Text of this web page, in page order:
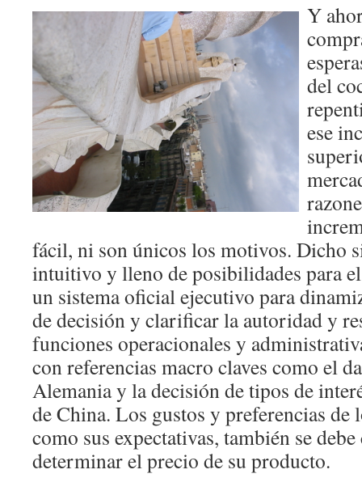
Y
del
ese
fácil, ni son únicos los motivos. Dicho
intuitivo y lleno de posibilidades para
un sistema oficial ejecutivo para
de decisión y clarificar la autoridad y
funciones operacionales y
con referencias macro claves como el
Alemania y la decisión de tipos de
de China. Los gustos y preferencias de
como sus expectativas, también se
determinar el precio de su producto.